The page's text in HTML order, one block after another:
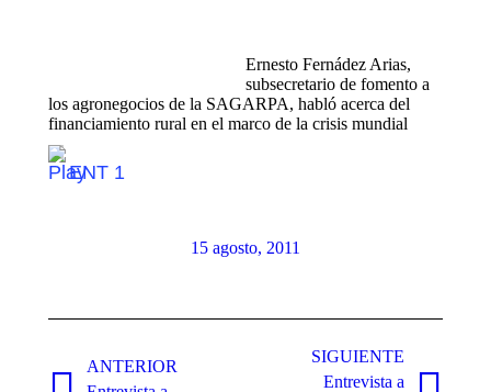
Ernesto Fernádez Arias,
subsecretario de fomento a
los agronegocios de la SAGARPA, habló acerca del
financiamiento rural en el marco de la crisis mundial
ENT 1
15 agosto, 2011
entreANTERIOR
SIGUIENTE
Entrevista a